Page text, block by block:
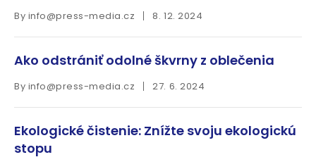
By info@press-media.cz 8. 12. 2024
Ako odstrániť odolné škvrny z oblečenia
By info@press-media.cz 27. 6. 2024
Ekologické čistenie: Znížte svoju ekologickú
stopu